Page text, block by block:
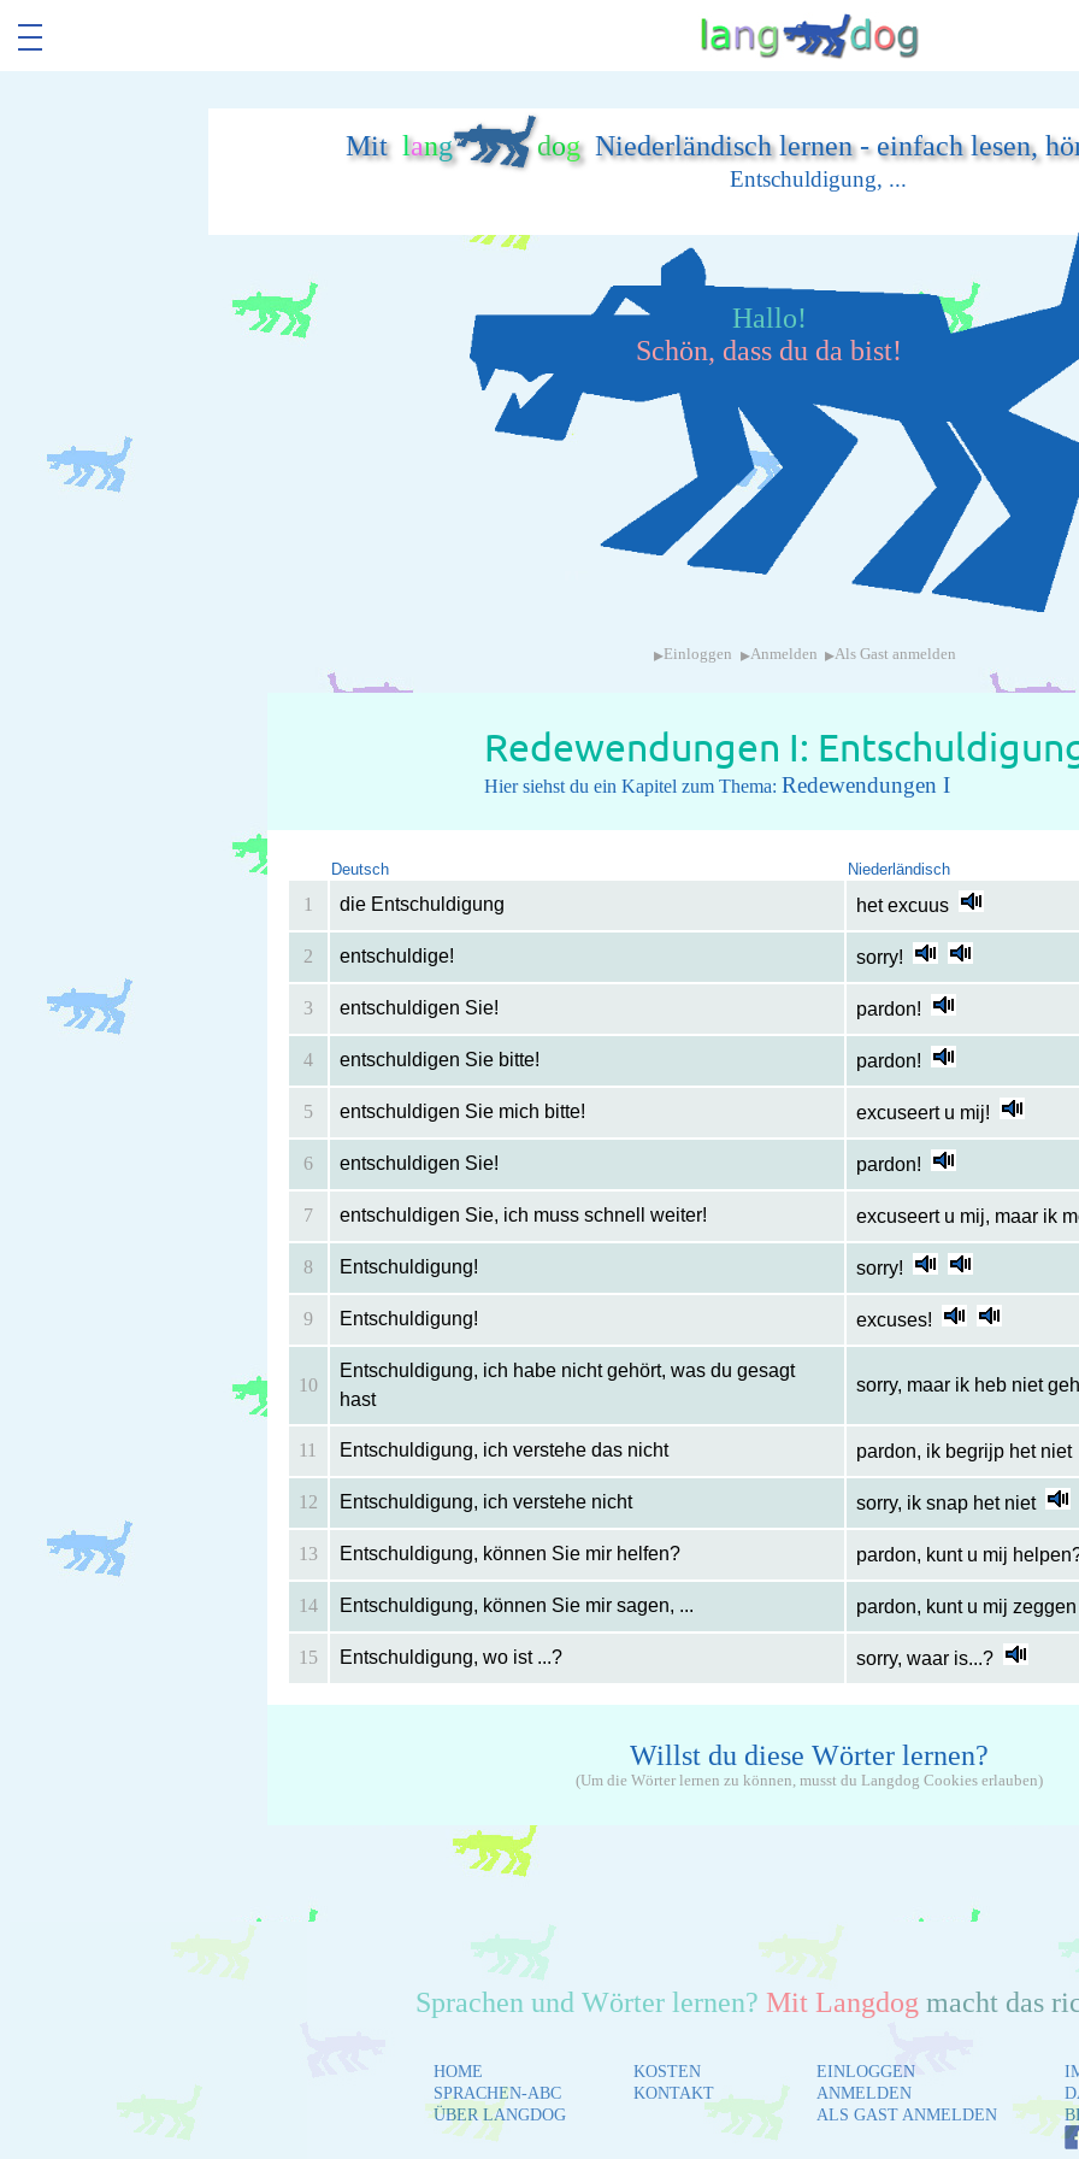
Mit lang dogNiederländisch lernen - einfach lesen,
Entschuldigung, ...
Hallo!
Schön, dass du da bist!
▸ Einloggen ▸Anmelden ▸Als Gast anmelden
Redewendungen I:
Hier siehst du ein Kapitel zum Thema: Redewendungen I
Deutsch Niederländisch
1 die Entschuldigung het excuus
2 entschuldige! sorry!
3 entschuldigen Sie! pardon!
4 entschuldigen Sie bitte! pardon!
5 entschuldigen Sie mich bitte! excuseert u mij!
6 entschuldigen Sie! pardon!
7 entschuldigen Sie, ich muss schnell weiter! excuseert u mij, maar ik
8 Entschuldigung! sorry!
9 Entschuldigung! excuses!
10
Entschuldigung, ich habe nicht gehört, was du gesagt
hast
sorry, maar ik heb niet
11 Entschuldigung, ich verstehe das nicht pardon, ik begrijp het niet
12 Entschuldigung, ich verstehe nicht sorry, ik snap het niet
13 Entschuldigung, können Sie mir helfen? pardon, kunt u mij
14 Entschuldigung, können Sie mir sagen, ... pardon, kunt u mij zeggen
15 Entschuldigung, wo ist ...? sorry, waar is...?
Willst du diese Wörter lernen?
(Um die Wörter lernen zu können, musst du Langdog Cookies erlauben)
Sprachen und Wörter lernen? Mit Langdog macht das
HOME
SPRACHEN-ABC
ÜBER LANGDOG
KOSTEN
KONTAKT
EINLOGGEN
ANMELDEN
ALS GAST ANMELDEN